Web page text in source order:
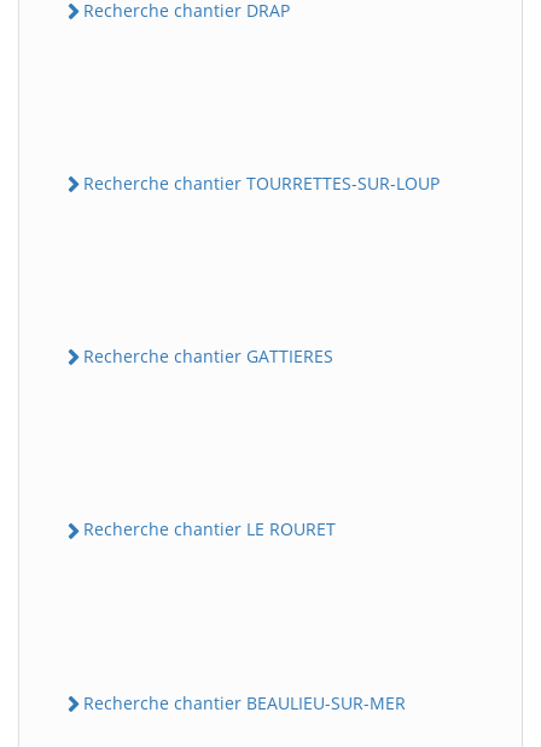
Recherche chantier DRAP
Recherche chantier TOURRETTES-SUR-LOUP
Recherche chantier GATTIERES
Recherche chantier LE ROURET
Recherche chantier BEAULIEU-SUR-MER